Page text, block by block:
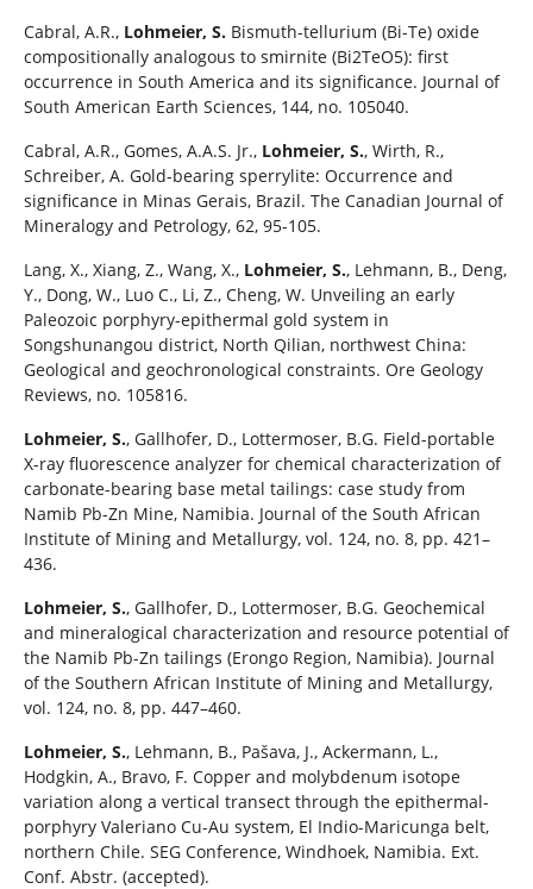
Cabral, A.R., Lohmeier, S. Bismuth-tellurium (Bi-Te) oxide
compositionally analogous to smirnite (Bi2TeO5): first
occurrence in South America and its significance. Journal of
South American Earth Sciences, 144, no. 105040.
Cabral, A.R., Gomes, A.A.S. Jr., Lohmeier, S., Wirth, R.,
Schreiber, A. Gold-bearing sperrylite: Occurrence and
significance in Minas Gerais, Brazil. The Canadian Journal of
Mineralogy and Petrology, 62, 95-105.
Lang, X., Xiang, Z., Wang, X., Lohmeier, S., Lehmann, B., Deng,
Y., Dong, W., Luo C., Li, Z., Cheng, W. Unveiling an early
Paleozoic porphyry-epithermal gold system in
Songshunangou district, North Qilian, northwest China:
Geological and geochronological constraints. Ore Geology
Reviews, no. 105816.
Lohmeier, S., Gallhofer, D., Lottermoser, B.G. Field-portable
X-ray fluorescence analyzer for chemical characterization of
carbonate-bearing base metal tailings: case study from
Namib Pb-Zn Mine, Namibia. Journal of the South African
Institute of Mining and Metallurgy, vol. 124, no. 8, pp. 421–
436.
Lohmeier, S., Gallhofer, D., Lottermoser, B.G. Geochemical
and mineralogical characterization and resource potential of
the Namib Pb-Zn tailings (Erongo Region, Namibia). Journal
of the Southern African Institute of Mining and Metallurgy,
vol. 124, no. 8, pp. 447–460.
Lohmeier, S., Lehmann, B., Pašava, J., Ackermann, L.,
Hodgkin, A., Bravo, F. Copper and molybdenum isotope
variation along a vertical transect through the epithermal-
porphyry Valeriano Cu-Au system, El Indio-Maricunga belt,
northern Chile. SEG Conference, Windhoek, Namibia. Ext.
Conf. Abstr. (accepted).